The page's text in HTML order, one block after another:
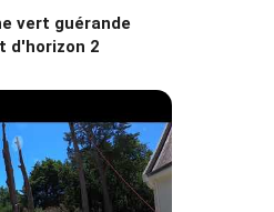
vert guérande
d'horizon 2